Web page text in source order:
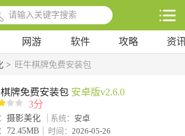
网游 软件 攻略 资
> 旺牛棋牌免费安装包
牌免费安装包 安卓版v2.6.0
3分
摄影美化 系统： 安卓
72.45MB 时间： 2026-05-26